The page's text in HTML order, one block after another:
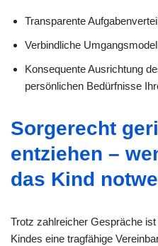
Transparente
Verbindliche
Konsequente Ausrichtung
persönlichen Bedürfnisse
Sorgerecht
entziehen –
das Kind
Trotz zahlreicher Gespräche
Kindes eine tragfähige